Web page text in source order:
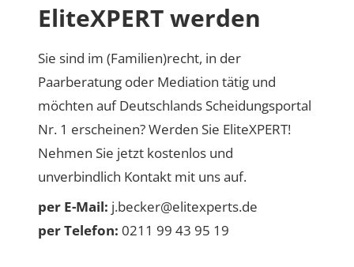
EliteXPERT werden
Sie sind im (Familien)recht, in der
Paarberatung oder Mediation tätig und
möchten auf Deutschlands Scheidungsportal
Nr. 1 erscheinen? Werden Sie EliteXPERT!
Nehmen Sie jetzt kostenlos und
unverbindlich Kontakt mit uns auf.
per E-Mail: j.becker@elitexperts.de
per Telefon: 0211 99 43 95 19